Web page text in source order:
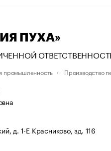
ПУХА»
промышленность Производство
д. 1-Е Красниково, зд. 116